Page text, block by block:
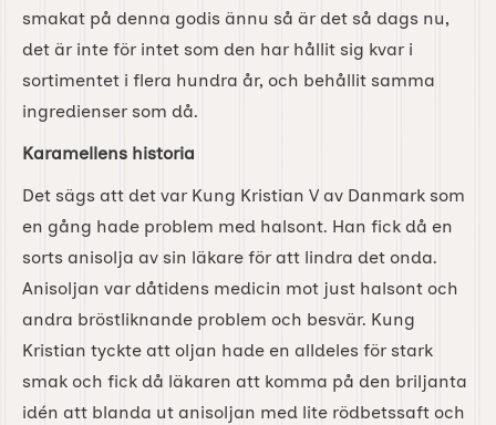
smakat på denna godis ännu så är det så dags nu,
det är inte för intet som den har hållit sig kvar i
sortimentet i flera hundra år, och behållit samma
ingredienser som då.
Karamellens historia
Det sägs att det var Kung Kristian V av Danmark som
en gång hade problem med halsont. Han fick då en
sorts anisolja av sin läkare för att lindra det onda.
Anisoljan var dåtidens medicin mot just halsont och
andra bröstliknande problem och besvär. Kung
Kristian tyckte att oljan hade en alldeles för stark
smak och fick då läkaren att komma på den briljanta
idén att blanda ut anisoljan med lite rödbetssaft och